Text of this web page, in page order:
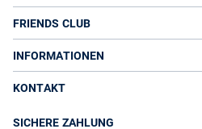
FRIENDS CLUB
INFORMATIONEN
KONTAKT
SICHERE ZAHLUNG